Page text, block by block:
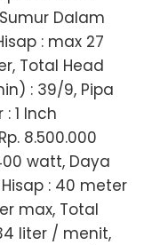
Dalam
: max 27
Total Head
: 39/9, Pipa
: 1 Inch
Rp. 8.500.000
watt, Daya
: 40 meter
max, Total
liter / menit,